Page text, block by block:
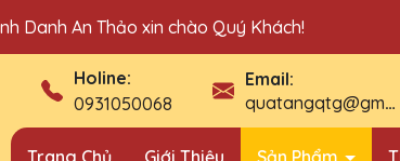
Danh An Thảo xin chào Quý Khách!
uy tín tại Hà Nội!
Holine:
0931050068
Email:
quatangqtg@gmail.com
Trang Chủ Giới Thiệu Sản Phẩm